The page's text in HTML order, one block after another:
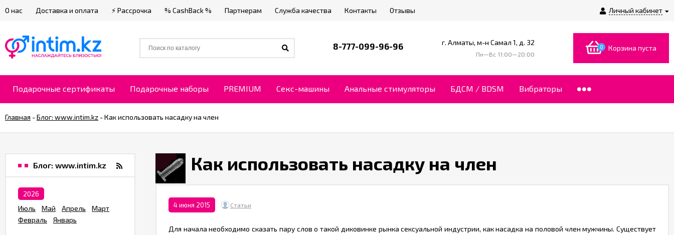
Личный кабинет
О нас Доставка и оплата ⚡ Рассрочка % CashBack % Партнерам Служба качества Контакты Отзывы
8-777-099-96-96 г. Алматы, м-н Самал 1, д. 32
Пн—Вс 11:00—20:00
0 Корзина пуста
Подарочные сертификаты Подарочные наборы PREMIUM Секс-машины Анальные стимуляторы БДСМ / BDSM Вибраторы
Главная -Блог: www.intim.kz -​Как использовать насадку на член
​Как использовать насадку на член
4 июня 2015 Статьи
Для начала необходимо сказать пару слов о такой диковинке рынка сексуальной индустрии, как насадка на половой член мужчины. Существует
Блог: www.intim.kz
2026
Июль
Май Апрель
Март
Февраль
Январь